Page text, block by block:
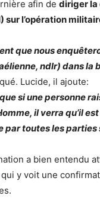
afin de diriger la
sur l’opération
que nous
ndlr) dans
Lucide, il ajoute:
si une personne
il verra qu’il
par toutes les
a bien entendu
qui y voit une